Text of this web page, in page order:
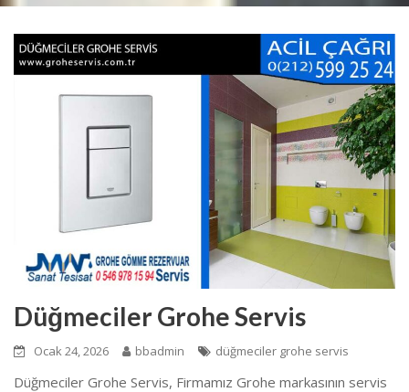
Düğmeciler Grohe Servis
Ocak 24, 2026 bbadmin düğmeciler grohe servis
Düğmeciler Grohe Servis, Firmamız Grohe markasının servis